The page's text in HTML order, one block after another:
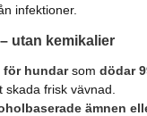
infektioner.
utan kemikalier
för hundarsomdödar
skada frisk vävnad.
ämnen